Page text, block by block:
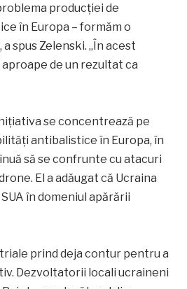
producției de
în Europa – formăm o
spus Zelenski. „În acest
de un rezultat ca
se concentrează pe
antibalistice în Europa, în
să se confrunte cu atacuri
El a adăugat că Ucraina
în domeniul apărării
prind deja contur pentru a
Dezvoltatorii locali ucraineni